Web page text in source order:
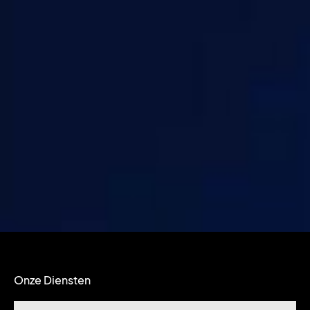
Onze Diensten